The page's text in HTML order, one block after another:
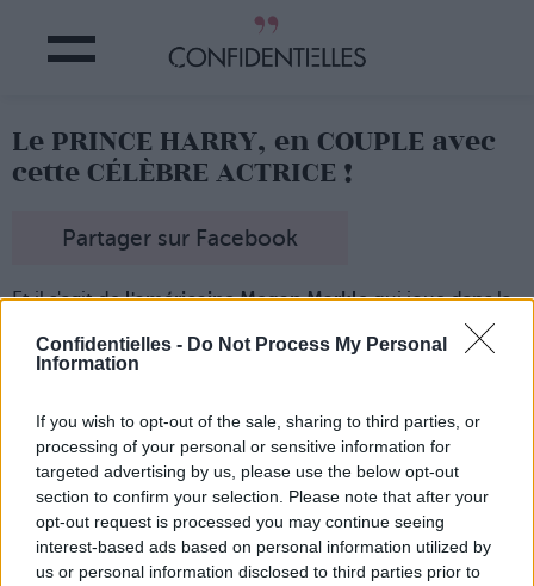
Confidentielles - Do Not Process My Personal
Information
If you wish to opt-out of the sale, sharing to third parties, or
processing of your personal or sensitive information for
targeted advertising by us, please use the below opt-out
section to confirm your selection. Please note that after your
opt-out request is processed you may continue seeing
interest-based ads based on personal information utilized by
us or personal information disclosed to third parties prior to
Le PRINCE HARRY, en COUPLE avec
cette CÉLÈBRE ACTRICE !
Partager sur Facebook
Et il s'agit del'américaine Megan Marklequi joue dans la
" ! A priori, le Prince serait plus heureux que
jamais avec sa belle brune.
Leuridylleaurait
série, alors que le Prince faisait la promotion des Invictus
Games 2017.
Bon, du coup, onbooke unedatepour lemariage
fois-ci ?